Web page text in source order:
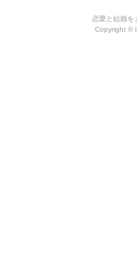
恋愛と結婚を
Copyright ©